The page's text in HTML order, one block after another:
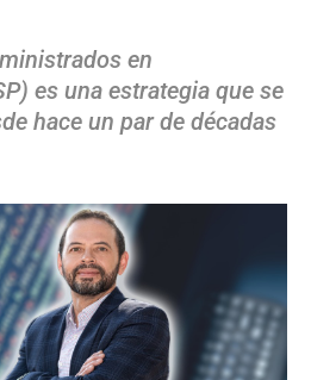
en
es una estrategia que se
hace un par de décadas